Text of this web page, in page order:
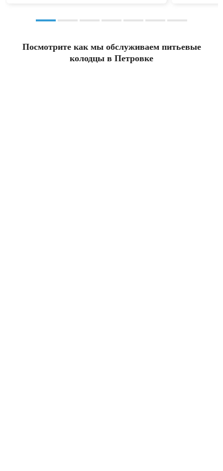
Посмотрите как мы обслуживаем питьевые
колодцы в Петровке